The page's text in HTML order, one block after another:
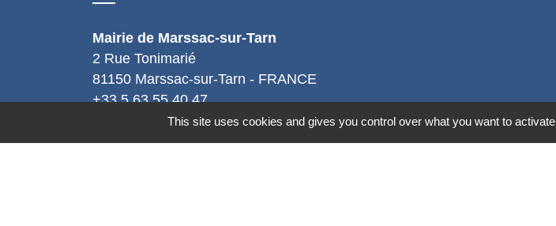
Mairie de Marssac-sur-Tarn
2 Rue Tonimarié
81150 Marssac-sur-Tarn - FRANCE
+33 5 63 55 40 47
accueil@marssac-sur-tarn.fr
This site uses cookies and gives you control over what you want to activate